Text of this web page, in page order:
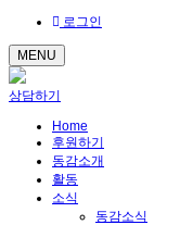
로그인
MENU
상담하기
Home
후원하기
동감소개
활동
소식
동감소식